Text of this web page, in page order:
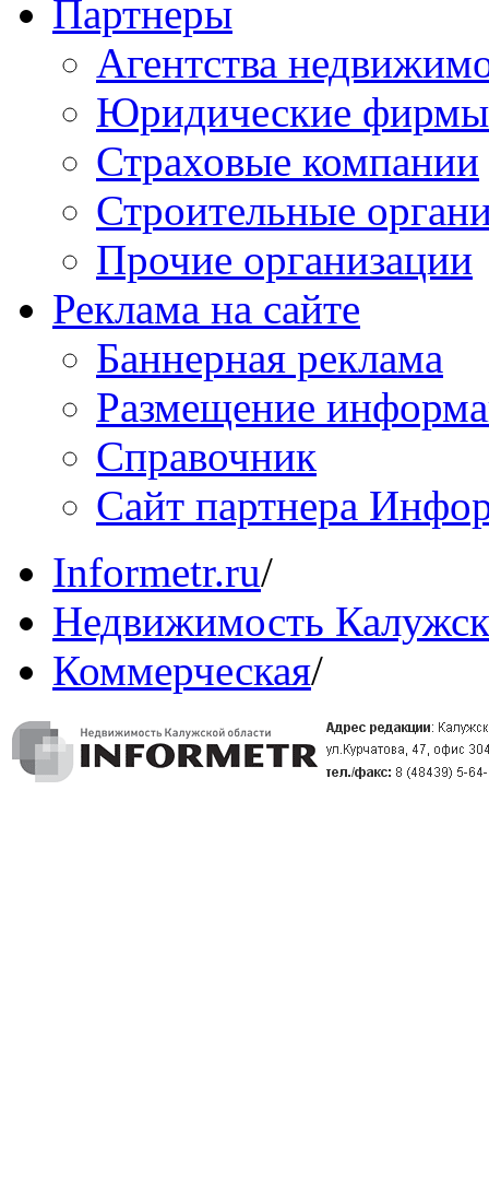
Партнеры
Агентства
Юридические фирмы
Страховые компании
Строительные
Прочие организации
Реклама на сайте
Баннерная реклама
Размещение
Справочник
Сайт партнера
Informetr.ru/
Недвижимость
Коммерческая/